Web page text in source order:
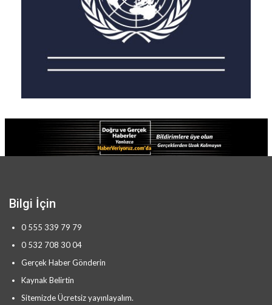
Bilgi İçin
0 555 339 79 79
0 532 708 30 04
Gerçek Haber Gönderin
Kaynak Belirtin
Sitemizde Ücretsiz yayınlayalım.